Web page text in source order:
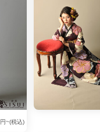
円~(税込)